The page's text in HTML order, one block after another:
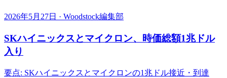
2026年5月27日 · Woodstock編集部
SKハイニックスとマイクロン、時価総額1兆ドル
入り
要点: SKハイニックスとマイクロンの1兆ドル接近・到達